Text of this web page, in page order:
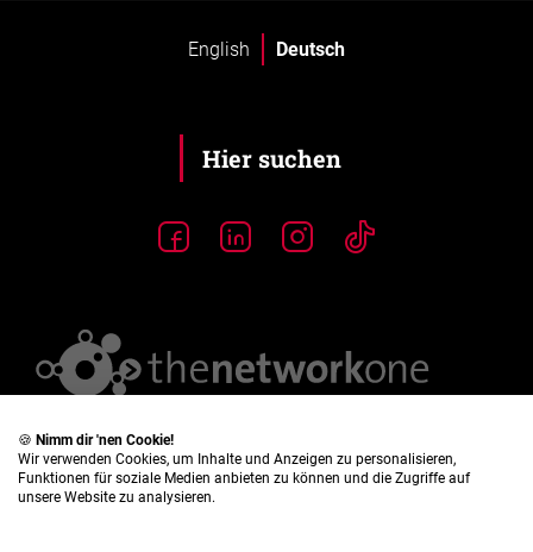
English Deutsch
🍪 Nimm dir 'nen Cookie!
Wir verwenden Cookies, um Inhalte und Anzeigen zu personalisieren,
Funktionen für soziale Medien anbieten zu können und die Zugriffe auf
unsere Website zu analysieren.